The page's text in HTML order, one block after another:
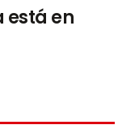
está en